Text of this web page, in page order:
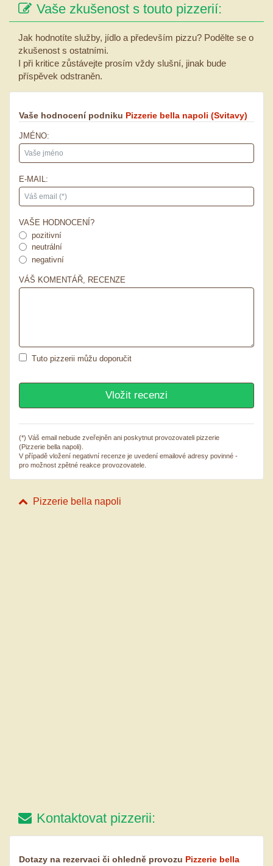
Vaše zkušenost s touto pizzerií:
Jak hodnotíte služby, jídlo a především pizzu? Podělte se o
zkušenost s ostatními.
I při kritice zůstávejte prosím vždy slušní, jinak bude
příspěvek odstraněn.
Vaše hodnocení podniku Pizzerie bella napoli (Svitavy)
JMÉNO:
E-MAIL:
VAŠE HODNOCENÍ?
pozitivní
neutrální
negativní
VÁŠ KOMENTÁŘ, RECENZE
Tuto pizzerii můžu doporučit
(*) Váš email nebude zveřejněn ani poskytnut provozovateli pizzerie
(Pizzerie bella napoli).
V případě vložení negativní recenze je uvedení emailové adresy povinné -
pro možnost zpětné reakce provozovatele.
Pizzerie bella napoli
Kontaktovat pizzerii:
Dotazy na rezervaci či ohledně provozu Pizzerie bella